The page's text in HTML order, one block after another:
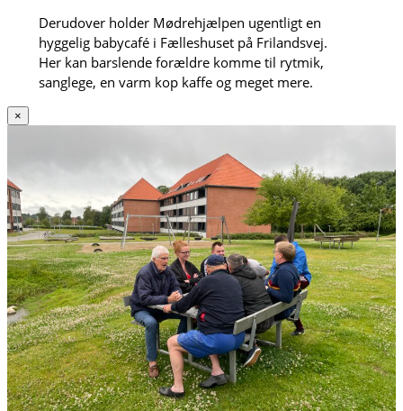
Derudover holder Mødrehjælpen ugentligt en
hyggelig babycafé i Fælleshuset på Frilandsvej.
Her kan barslende forældre komme til rytmik,
sanglege, en varm kop kaffe og meget mere.
×